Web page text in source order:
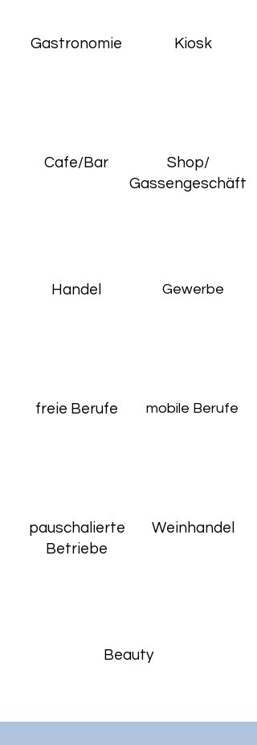
Gastronomie Kiosk
Cafe/Bar
Shop/
Gassengeschäft
Handel Gewerbe
freie Berufe mobile Berufe
pauschalierte
Betriebe
Weinhandel
Beauty